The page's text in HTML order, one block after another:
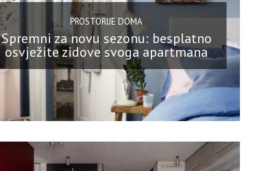
PROSTORIJE DOMA
Spremni za novu sezonu: besplatno
osvježite zidove svoga apartmana